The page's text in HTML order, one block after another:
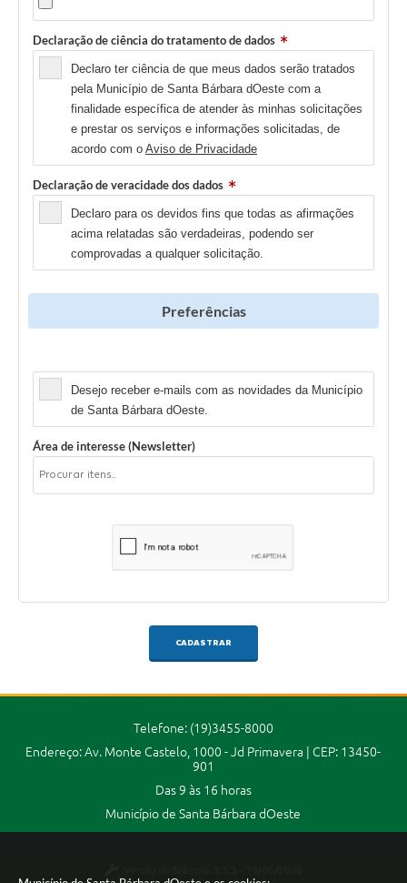
Declaração de ciência do tratamento de dados
Declaro ter ciência de que meus dados serão tratados
pela Município de Santa Bárbara dOeste com a
finalidade específica de atender às minhas solicitações
e prestar os serviços e informações solicitadas, de
acordo com o Aviso de Privacidade
Declaração de veracidade dos dados
Declaro para os devidos fins que todas as afirmações
acima relatadas são verdadeiras, podendo ser
comprovadas a qualquer solicitação.
Preferências
Desejo receber e-mails com as novidades da Município
de Santa Bárbara dOeste.
Área de interesse (Newsletter)
CADASTRAR
Telefone: (19)3455-8000
Endereço: Av. Monte Castelo, 1000 - Jd Primavera | CEP: 13450-
901
Das 9 às 16 horas
Município de Santa Bárbara dOeste